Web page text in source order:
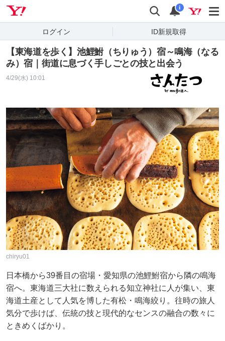
検索 通知
i
ログイン ID新規取得
【東海道を歩く】池鯉鮒（ちりゅう）宿～鳴海（なる
み）宿｜街道に息づく手しごとの技と出会う
4/29(水) 10:01
chiryu01
日本橋から39番目の宿場・愛知県の池鯉鮒宿から隣の鳴海
宿へ。東海道三大社に数えられる知立神社に人が集い、東
海道土産として人気を博した有松・鳴海絞り。往時の旅人
気分で歩けば、伝統の技と現代的なセンスの融合の数々に
ときめくばかり。